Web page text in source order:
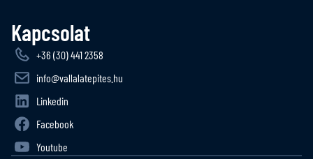
Kapcsolat
+36 (30) 441 2358
info@vallalatepites.hu
Linkedin
Facebook
Youtube